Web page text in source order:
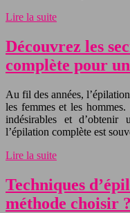
Lire la suite
Découvrez les
complète pour
Au fil des années,
les femmes et les
indésirables et d’obtenir
l’épilation complète est
Lire la suite
Techniques
méthode choisir ?